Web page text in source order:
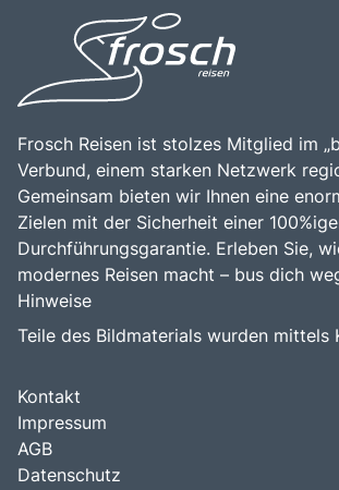
Frosch Reisen ist stolzes Mitglied im
Verbund, einem starken Netzwerk
Gemeinsam bieten wir Ihnen eine
Zielen mit der Sicherheit einer
Durchführungsgarantie. Erleben Sie,
modernes Reisen macht – bus dich
Hinweise
Teile des Bildmaterials wurden mittels
Kontakt
Impressum
AGB
Datenschutz